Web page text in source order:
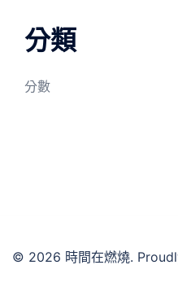
分類
分數
© 2026 時間在燃燒.